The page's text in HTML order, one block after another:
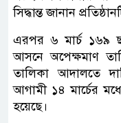
সিদ্ধান্ত জানান
এরপর ৬ মার্চ ১৬৯
আসনে অপেক্ষমাণ
তালিকা আদালতে
আগামী ১৪ মার্চের
হয়েছে।